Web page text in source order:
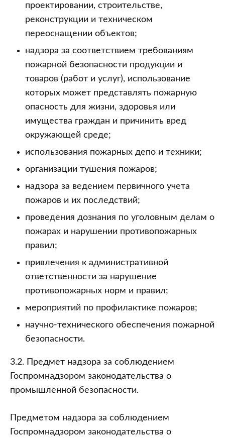
проектировании, строительстве,
реконструкции и техническом
переоснащении объектов;
надзора за соответствием требованиям
пожарной безопасности продукции и
товаров (работ и услуг), использование
которых может представлять пожарную
опасность для жизни, здоровья или
имущества граждан и причинить вред
окружающей среде;
использования пожарных депо и техники;
организации тушения пожаров;
надзора за ведением первичного учета
пожаров и их последствий;
проведения дознания по уголовным делам о
пожарах и нарушении противопожарных
правил;
привлечения к административной
ответственности за нарушение
противопожарных норм и правил;
мероприятий по профилактике пожаров;
научно-технического обеспечения пожарной
безопасности.
3.2. Предмет надзора за соблюдением
Госпромнадзором законодательства о
промышленной безопасности.
Предметом надзора за соблюдением
Госпромнадзором законодательства о